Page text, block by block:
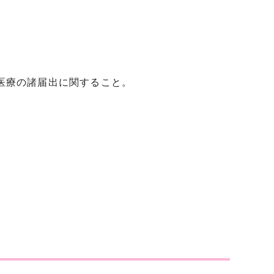
の諸届出に関すること。